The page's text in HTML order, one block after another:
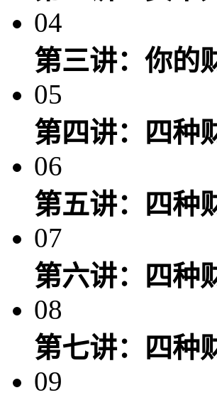
04
第三讲：你的
05
第四讲：四种
06
第五讲：四种
07
第六讲：四种
08
第七讲：四种
09